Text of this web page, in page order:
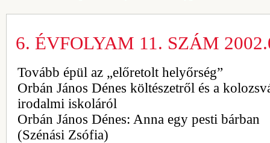
6. ÉVFOLYAM 11. SZÁM
Tovább épül az „előretolt helyőrség”
Orbán János Dénes költészetről és a
irodalmi iskoláról
Orbán János Dénes: Anna egy pesti bárban
(Szénási Zsófia)